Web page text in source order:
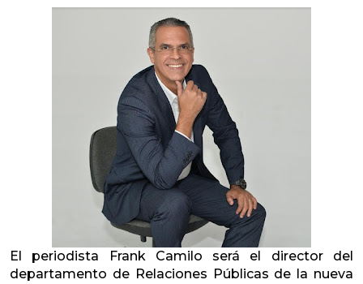
El periodista Frank Camilo será el director del
departamento de Relaciones Públicas de la nueva